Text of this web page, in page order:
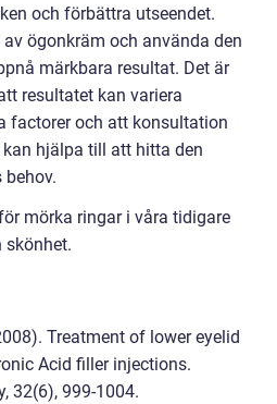
och förbättra utseendet.
ögonkräm och använda den
märkbara resultat. Det är
resultatet kan variera
factorer och att konsultation
hjälpa till att hitta den
mörka ringar i våra tidigare
skönhet.
Treatment of lower eyelid
Acid filler injections.
32(6), 999-1004.